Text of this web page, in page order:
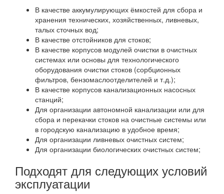
В качестве аккумулирующих ёмкостей для сбора и
хранения технических, хозяйственных, ливневых,
талых сточных вод;
В качестве отстойников для стоков;
В качестве корпусов модулей очистки в очистных
системах или основы для технологического
оборудования очистки стоков (сорбционных
фильтров, бензомаслоотделителей и т.д.);
В качестве корпусов канализационных насосных
станций;
Для организации автономной канализации или для
сбора и перекачки стоков на очистные системы или
в городскую канализацию в удобное время;
Для организации ливневых очистных систем;
Для организации биологических очистных систем;
Подходят для следующих условий
эксплуатации